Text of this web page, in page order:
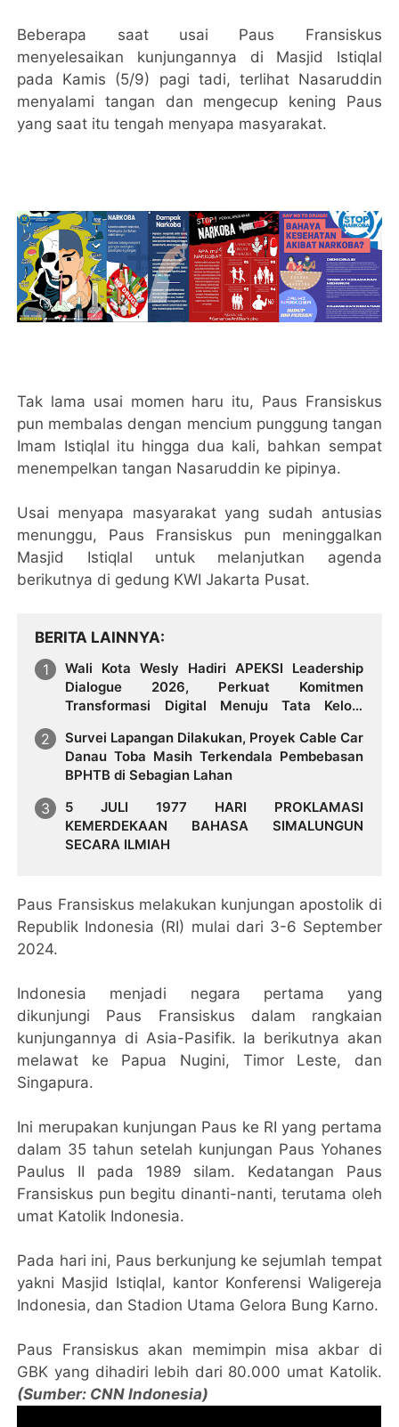
Beberapa saat usai Paus Fransiskus
menyelesaikan kunjungannya di Masjid Istiqlal
pada Kamis (5/9) pagi tadi, terlihat Nasaruddin
menyalami tangan dan mengecup kening Paus
yang saat itu tengah menyapa masyarakat.
Tak lama usai momen haru itu, Paus Fransiskus
pun membalas dengan mencium punggung tangan
Imam Istiqlal itu hingga dua kali, bahkan sempat
menempelkan tangan Nasaruddin ke pipinya.
Usai menyapa masyarakat yang sudah antusias
menunggu, Paus Fransiskus pun meninggalkan
Masjid Istiqlal untuk melanjutkan agenda
berikutnya di gedung KWI Jakarta Pusat.
BERITA LAINNYA
Wali Kota Wesly Hadiri APEKSI Leadership
Dialogue 2026, Perkuat Komitmen
Transformasi Digital Menuju Tata Kelola
Survei Lapangan Dilakukan, Proyek Cable Car
Danau Toba Masih Terkendala Pembebasan
BPHTB di Sebagian Lahan
5 JULI 1977 HARI PROKLAMASI
KEMERDEKAAN BAHASA SIMALUNGUN
SECARA ILMIAH
Paus Fransiskus melakukan kunjungan apostolik di
Republik Indonesia (RI) mulai dari 3-6 September
2024.
Indonesia menjadi negara pertama yang
dikunjungi Paus Fransiskus dalam rangkaian
kunjungannya di Asia-Pasifik. Ia berikutnya akan
melawat ke Papua Nugini, Timor Leste, dan
Singapura.
Ini merupakan kunjungan Paus ke RI yang pertama
dalam 35 tahun setelah kunjungan Paus Yohanes
Paulus II pada 1989 silam. Kedatangan Paus
Fransiskus pun begitu dinanti-nanti, terutama oleh
umat Katolik Indonesia.
Pada hari ini, Paus berkunjung ke sejumlah tempat
yakni Masjid Istiqlal, kantor Konferensi Waligereja
Indonesia, dan Stadion Utama Gelora Bung Karno.
Paus Fransiskus akan memimpin misa akbar di
GBK yang dihadiri lebih dari 80.000 umat Katolik.
(Sumber: CNN Indonesia)